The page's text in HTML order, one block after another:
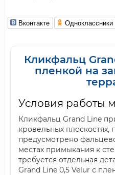
Вконтакте Одноклассники
Кликфальц
пленкой на
Условия работы
Кликфальц Grand Line
кровельных плоскостях,
предусмотрено
местах примыкания к
требуется отдельная
Grand Line 0,5 Velur с